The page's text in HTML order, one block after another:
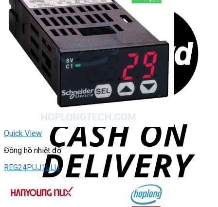
Quick View
Đồng hồ nhiệt độ
REG24PUJ1LLU